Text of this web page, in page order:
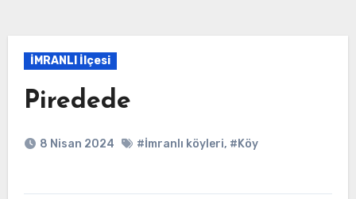
İMRANLI İlçesi
Piredede
8 Nisan 2024 #İmranlı köyleri, #Köy